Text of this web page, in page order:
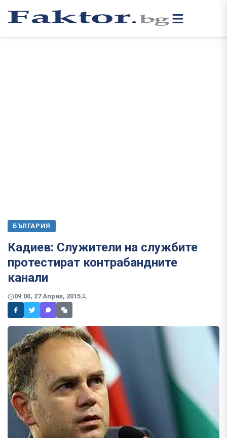
БЪЛГАРИЯ
Кадиев: Служители на службите
протестират контрабандните
канали
09:00, 27 Април, 2015